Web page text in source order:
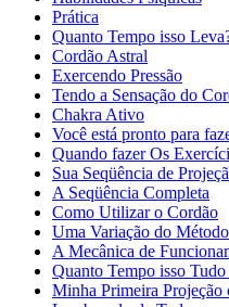
Prática
Quanto Tempo isso
Cordão Astral
Exercendo Pressão
Tendo a Sensação do
Chakra Ativo
Você está pronto para
Quando fazer Os
Sua Seqüência de
A Seqüência Completa
Como Utilizar o Cordão
Uma Variação do
A Mecânica de
Quanto Tempo isso
Minha Primeira